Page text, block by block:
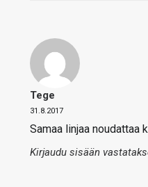
Tege
31.8.2017
Samaa linjaa noudattaa
Kirjaudu sisään